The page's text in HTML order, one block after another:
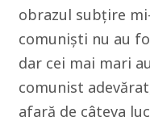
obrazul subțire
comuniști nu au
dar cei mai mari
comunist
afară de câteva